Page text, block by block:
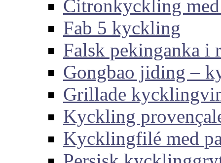
Citronkyckling
Fab 5 kyckling
Falsk pekinganka i
Gongbao jiding –
Grillade
Kyckling
Kycklingfilé med